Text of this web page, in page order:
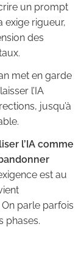
un prompt
exige rigueur,
des
met en garde
l’IA
jusqu’à
l’IA comme
est au
On parle parfois
phases.